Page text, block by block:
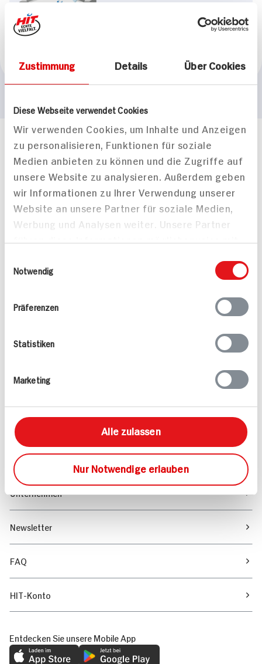
Zustimmung Details Über Cookies
Diese Webseite verwendet Cookies
Wir verwenden Cookies, um Inhalte und Anzeigen
zu personalisieren, Funktionen für soziale
Medien anbieten zu können und die Zugriffe auf
unsere Website zu analysieren. Außerdem geben
wir Informationen zu Ihrer Verwendung unserer
Website an unsere Partner für soziale Medien,
Werbung und Analysen weiter. Unsere Partner
bereitgestellt haben oder die sie im Rahmen
Notwendig
Präferenzen
Statistiken
Marketing
Alle zulassen
Nur Notwendige erlauben
um lokale Informationen zu
Häufig gestellte Fragen
Mehr Informationen in unserem FAQ
kontakt
hit.de
Wir beantworten gerne Ihre Fragen
Montag - Donnerstag: 9 bis 16 Uhr
Freitags: 9 bis 13 Uhr
Folgen Sie uns auf TikTok
Unser Magazin
Verantwortung & Nachhaltigkeit
Unternehmen
Newsletter
FAQ
HIT-Konto
Entdecken Sie unsere Mobile App